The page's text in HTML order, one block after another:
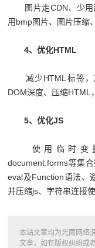
图片走CDN、少用
用bmp图片、图片压缩
4、优化HTML
减少HTML标签，
DOM深度、压缩HTML
5、优化JS
使用临时变量
document.forms等集
eval及Function语法、
并压缩js、字符串连接
本站文章均为光雨网络
文章，如有版权纠纷或